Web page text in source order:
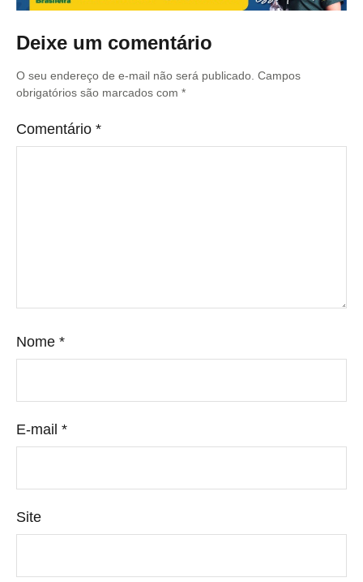
Deixe um comentário
O seu endereço de e-mail não será publicado. Campos
obrigatórios são marcados com *
Comentário *
Nome *
E-mail *
Site